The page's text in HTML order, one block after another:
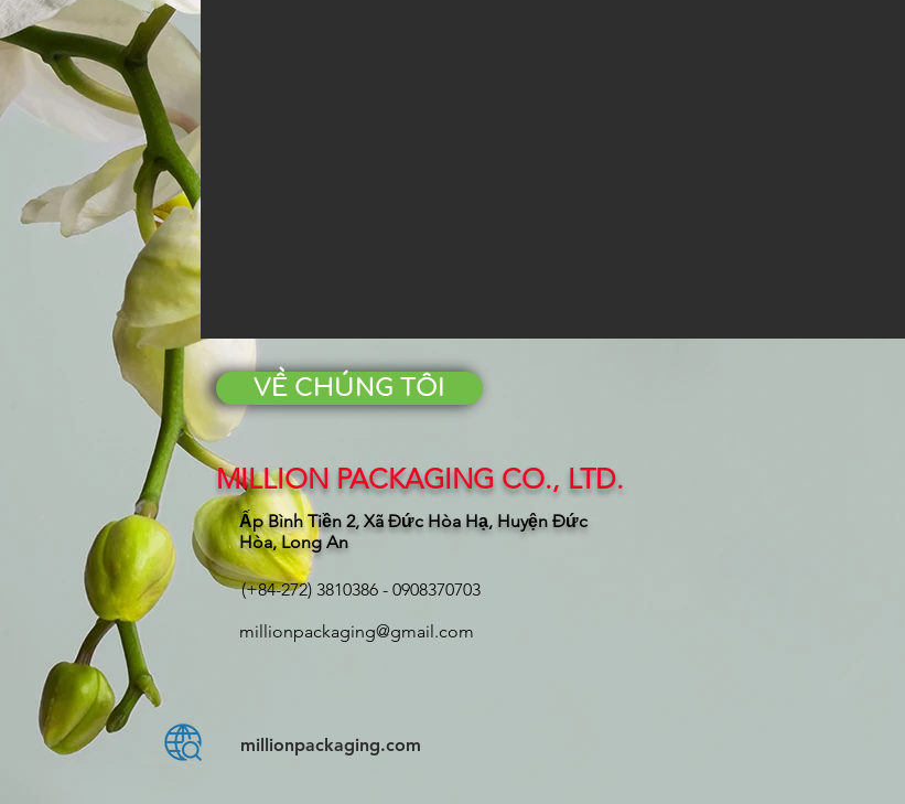
VỀ CHÚNG TÔI
MILLION PACKAGING CO., LTD.
Ấp Bình Tiền 2, Xã Đức Hòa Hạ, Huyện Đức
Hòa, Long An
(+84-272) 3810386 - 0908370703
millionpackaging@gmail.com
millionpackaging.com